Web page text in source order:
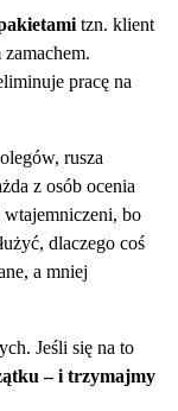
tzn. klient
pracę na
rusza
z osób ocenia
bo
dlaczego coś
a mniej
Jeśli się na to
– i trzymajmy